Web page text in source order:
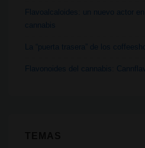
Flavoalcaloides: un nuevo actor en
cannabis
La “puerta trasera” de los
Flavonoides del cannabis: